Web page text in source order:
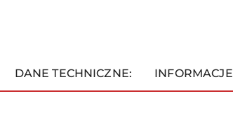
DANE TECHNICZNE: